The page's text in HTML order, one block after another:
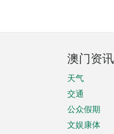
澳门资讯
天气
交通
公众假期
文娱康体